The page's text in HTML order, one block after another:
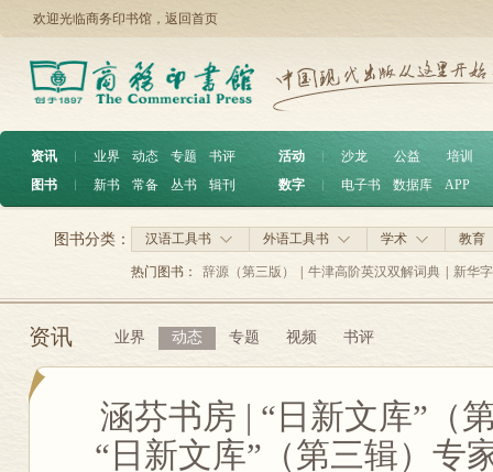
欢迎光临商务印书馆， 返回首页
资讯 ︱ 业界 动态 专题
书评
图书
︱ 新书 常备 丛书 辑刊
活动 沙龙 公益
培训
数字
电子书 数据库 APP
汉语工具书 外语工具书 学术 教育
图书分类：
热门图书： 辞源（第三版） 牛津高阶英汉双解词典 新华
资讯 业界 动态 专题 视频 书评
涵芬书房 | “日新文库”（
“日新文库”（第三辑）专